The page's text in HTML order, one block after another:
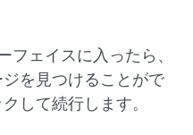
フェイスに入ったら、
を見つけることがで
して続行します。